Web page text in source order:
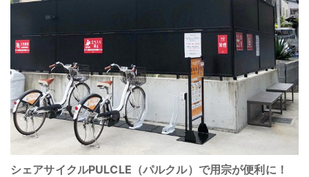
シェアサイクルPULCLE（パルクル）で用宗が便利に！